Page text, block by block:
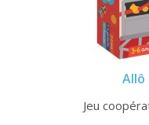
Allô
Jeu